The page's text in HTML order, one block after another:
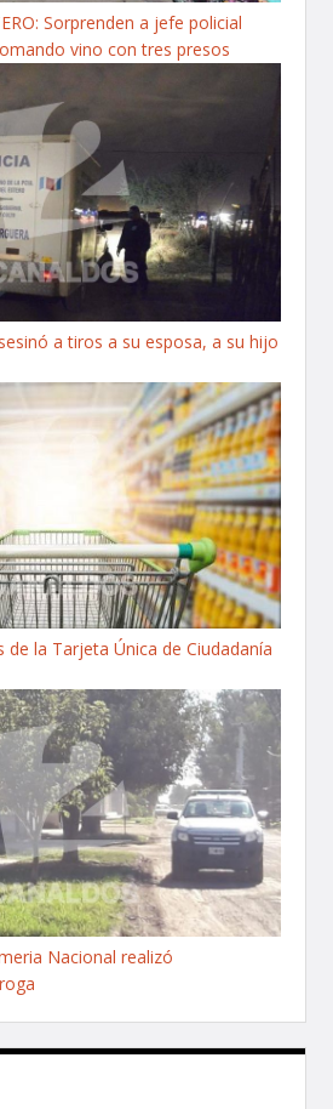
Sorprenden a jefe policial
vino con tres presos
a tiros a su esposa, a su hijo
la Tarjeta Única de Ciudadanía
Nacional realizó